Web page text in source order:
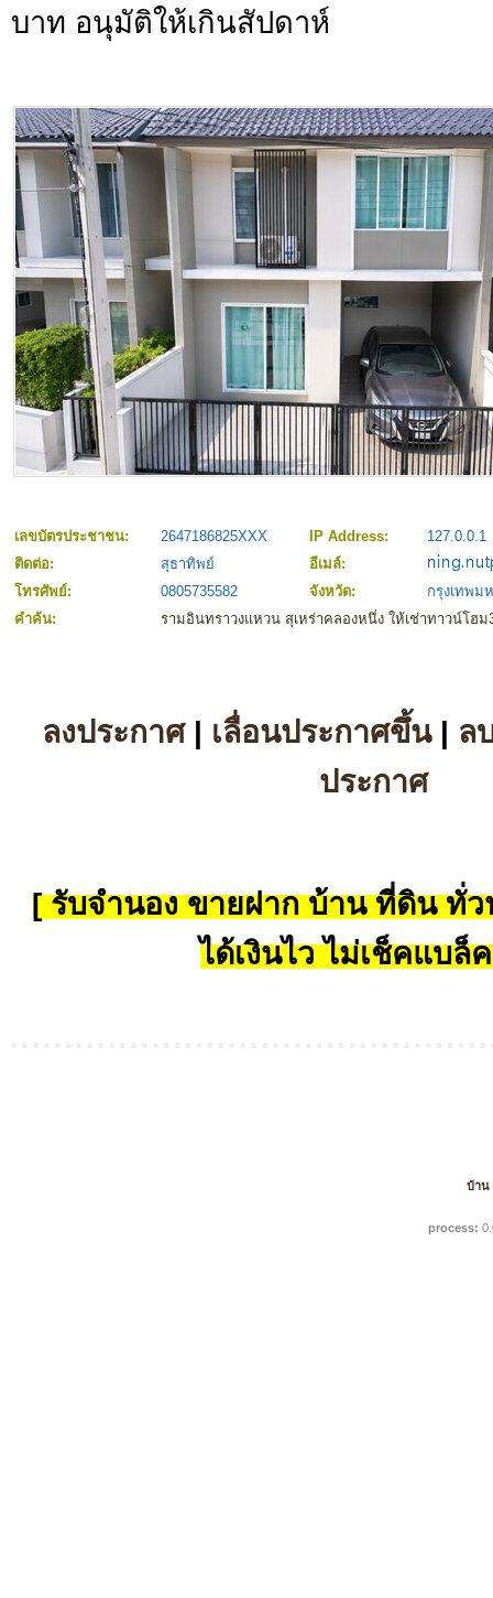
บาท อนุมัติให้เกินสัปดาห์
เลขบัตรประชาชน: 2647186825XXX IP Address:
127.0.0.1
ติดต่อ:
สุธาทิพย์
อีเมล์:
โทรศัพย์:
0805735582 จังหวัด:
กรุงเทพม
คำค้น:
รามอินทราวงแหวน สุเหร่าคลองหนึ่ง ให้เช่าทาวน์โฮ
ลงประกาศ| เลื่อนประกาศขึ้น| ล
ประกาศ
[ รับจำนอง ขายฝาก บ้าน ที่ดิน ทั่ว
ได้เงินไว ไม่เช็คแบล็
บ้าน
process: